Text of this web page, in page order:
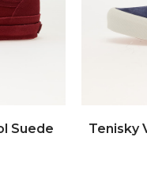
Suede
Tenisky